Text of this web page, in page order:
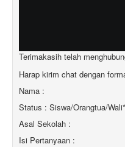
Terimakasih telah
Harap kirim chat dengan
Nama :
Status : Siswa/Orangtua/
Asal Sekolah :
Isi Pertanyaan :